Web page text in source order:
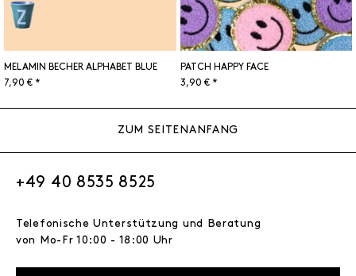
MELAMIN BECHER ALPHABET BLUE
7,90 € *
PATCH HAPPY FACE
3,90 € *
ZUM SEITENANFANG
+49 40 8535 8525
Telefonische Unterstützung und Beratung
von Mo-Fr 10:00 - 18:00 Uhr